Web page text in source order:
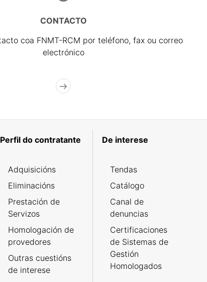
CONTACTO
coa FNMT-RCM por teléfono, fax ou correo
electrónico
Perfil do contratante
Adquisicións
Eliminacións
Prestación de
Servizos
Homologación de
provedores
Outras cuestións
de interese
De interese
Tendas
Catálogo
Canal de
denuncias
Certificaciones
de Sistemas de
Gestión
Homologados